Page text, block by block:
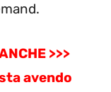
>>>
avendo